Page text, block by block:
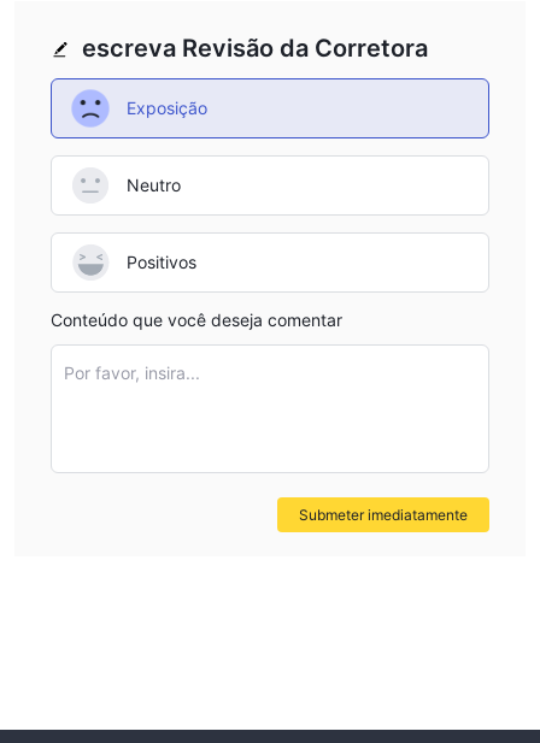
escreva Revisão da Corretora
Exposição
Neutro
Positivos
Conteúdo que você deseja comentar
Por favor, insira...
Submeter imediatamente